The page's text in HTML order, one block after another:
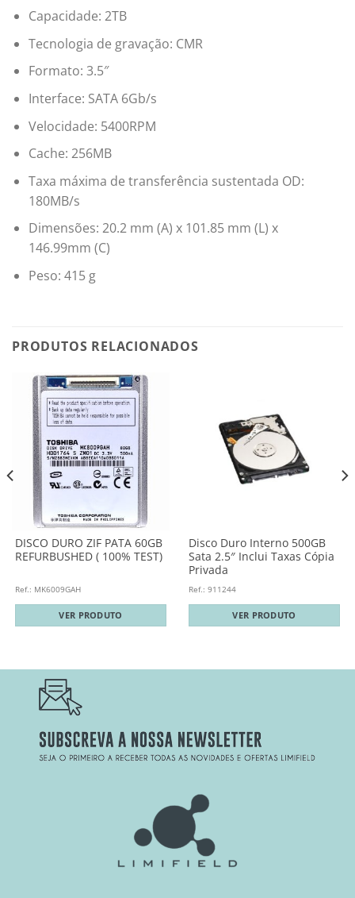
Capacidade: 2TB
Tecnologia de gravação: CMR
Formato: 3.5″
Interface: SATA 6Gb/s
Velocidade: 5400RPM
Cache: 256MB
Taxa máxima de transferência sustentada OD:
180MB/s
Dimensões: 20.2 mm (A) x 101.85 mm (L) x
146.99mm (C)
Peso: 415 g
PRODUTOS RELACIONADOS
DISCO DURO ZIF PATA 60GB
REFURBUSHED ( 100% TEST)
Ref.: MK6009GAH
VER PRODUTO
Disco Duro Interno 500GB
Sata 2.5″ Inclui Taxas Cópia
Privada
Ref.: 911244
VER PRODUTO